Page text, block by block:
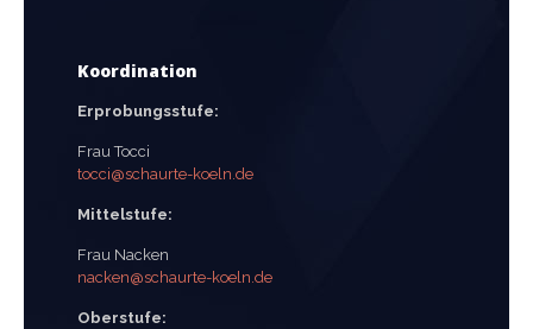
Koordination
Erprobungsstufe:
Frau Tocci
tocci@schaurte-koeln.de
Mittelstufe:
Frau Nacken
nacken@schaurte-koeln.de
Oberstufe: